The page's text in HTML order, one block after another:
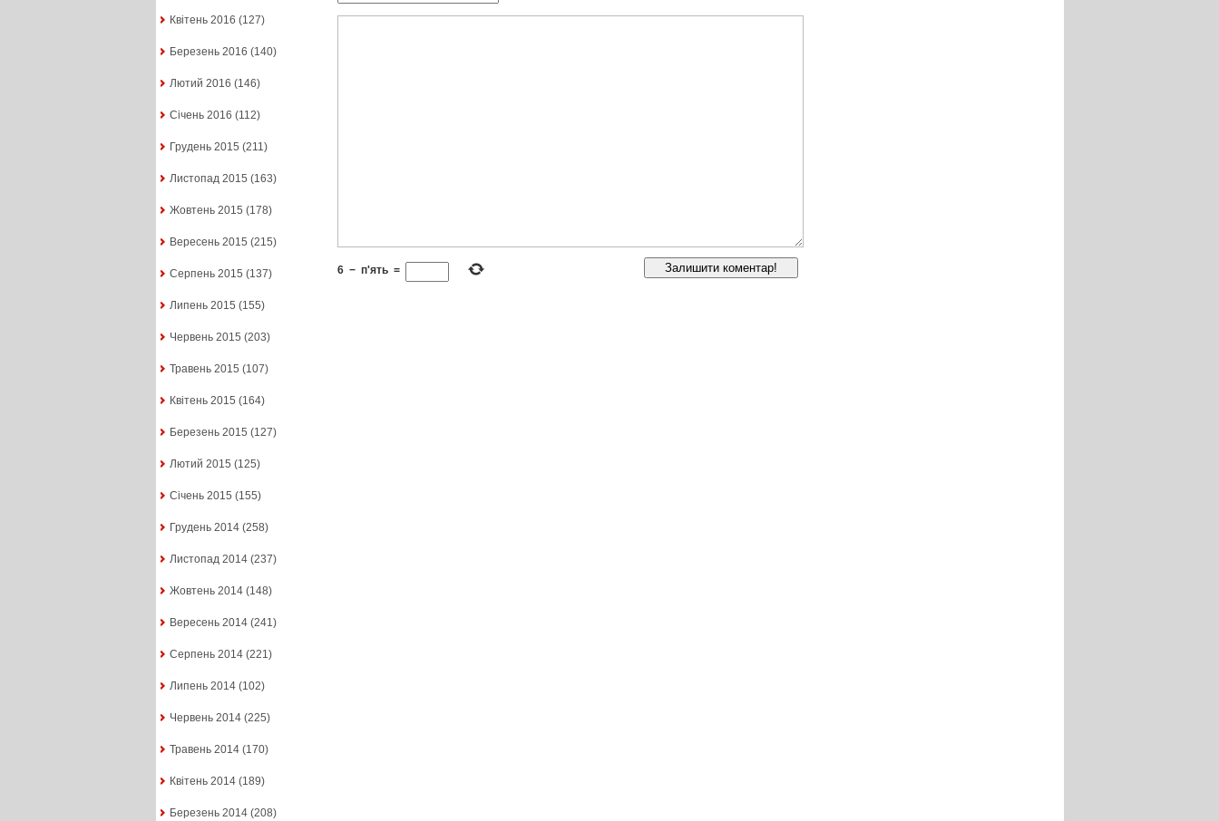
Квітень 2016 (127)
Березень 2016 (140)
Лютий 2016 (146)
Січень 2016 (112)
Грудень 2015 (211)
Листопад 2015 (163)
Жовтень 2015 (178)
Вересень 2015 (215)
Серпень 2015 (137)
Липень 2015 (155)
Червень 2015 (203)
Травень 2015 (107)
Квітень 2015 (164)
Березень 2015 (127)
Лютий 2015 (125)
Січень 2015 (155)
Грудень 2014(258)
Листопад 2014(237)
Жовтень 2014(148)
Вересень 2014(241)
Серпень 2014(221)
Липень 2014(102)
Червень 2014(225)
Травень 2014(170)
Квітень 2014(189)
Березень 2014(208)
6 − п'ять =